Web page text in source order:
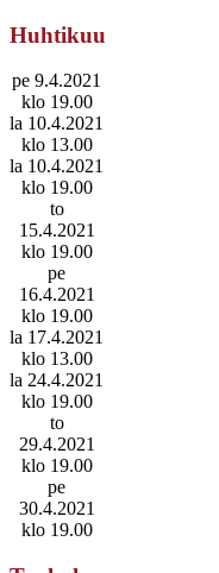
Huhtikuu
pe 9.4.2021
klo 19.00
la 10.4.2021
klo 13.00
la 10.4.2021
klo 19.00
to
15.4.2021
klo 19.00
pe
16.4.2021
klo 19.00
la 17.4.2021
klo 13.00
la 24.4.2021
klo 19.00
to
29.4.2021
klo 19.00
pe
30.4.2021
klo 19.00